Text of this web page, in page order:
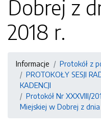
Dobrej z
2018 r.
Informacje
Protokół z
PROTOKOŁY SESJI
KADENCJI
Protokół Nr XXXVIII/
Miejskiej w Dobrej z